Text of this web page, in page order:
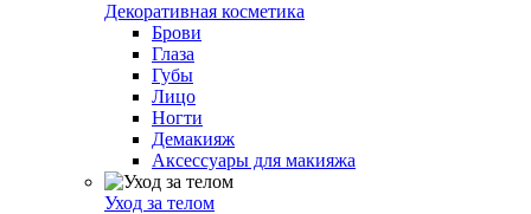
Декоративная косметика
Брови
Глаза
Губы
Лицо
Ногти
Демакияж
Аксессуары для макияжа
Уход за телом